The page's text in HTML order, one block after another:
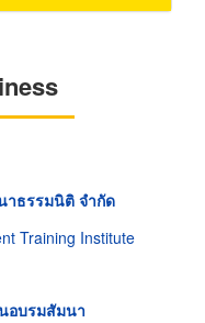
าธรรมนิติ จำกัด
Training Institute
อบรมสัมนา